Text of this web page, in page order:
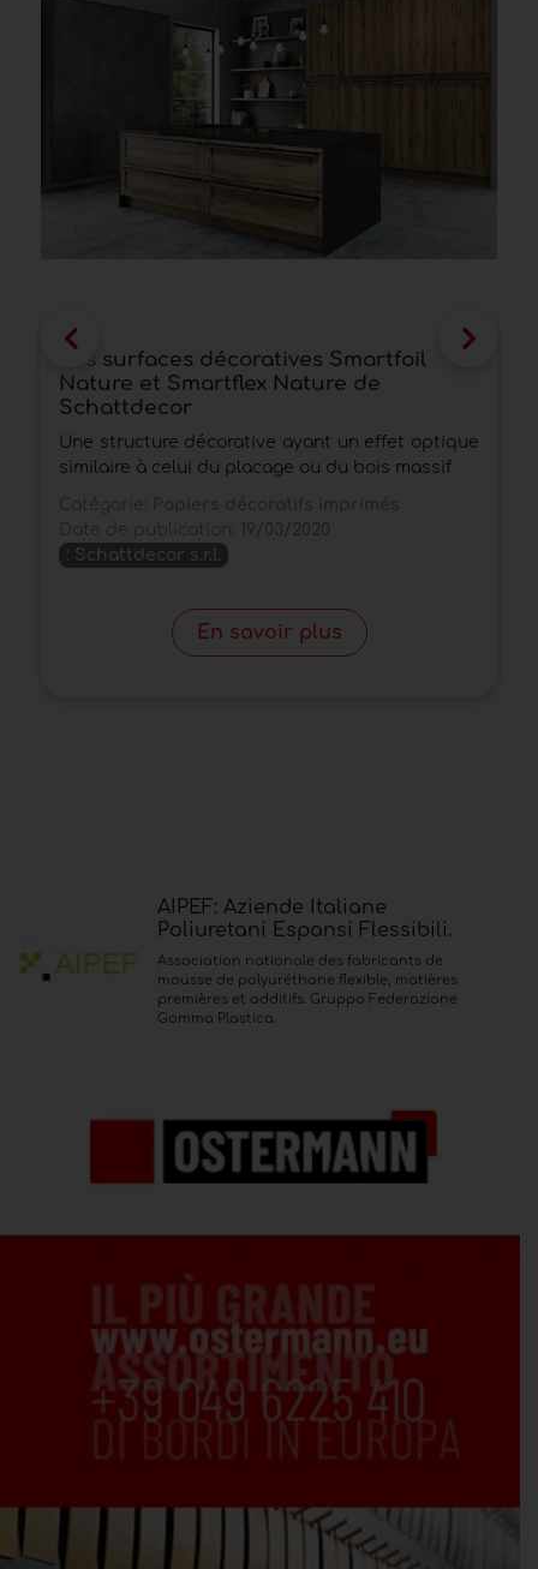
Les surfaces décoratives Smartfoil
Nature et Smartflex Nature de
Schattdecor
Une structure décorative ayant un effet optique
similaire à celui du placage ou du bois massif
: Schattdecor s.r.l.
En savoir plus
AIPEF: Aziende Italiane
Poliuretani Espansi Flessibili.
Association nationale des fabricants de
mousse de polyuréthane flexible, matières
premières et additifs. Gruppo Federazione
Gomma Plastica.